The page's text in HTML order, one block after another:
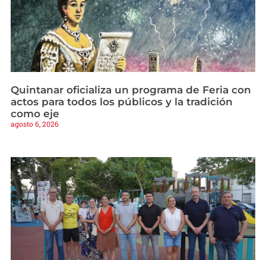
Quintanar oficializa un programa de Feria con
actos para todos los públicos y la tradición
como eje
agosto 6, 2026